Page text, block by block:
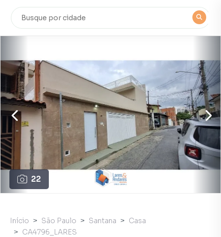
22
Início São Paulo Santana
Casa
CA4796_LARES